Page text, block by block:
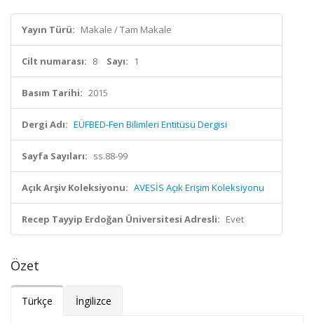
Yayın Türü: Makale / Tam Makale
Cilt numarası: 8 Sayı: 1
Basım Tarihi: 2015
Dergi Adı: EÜFBED-Fen Bilimleri Entitüsü Dergisi
Sayfa Sayıları: ss.88-99
Açık Arşiv Koleksiyonu: AVESİS Açık Erişim Koleksiyonu
Recep Tayyip Erdoğan Üniversitesi Adresli: Evet
Özet
Türkçe İngilizce